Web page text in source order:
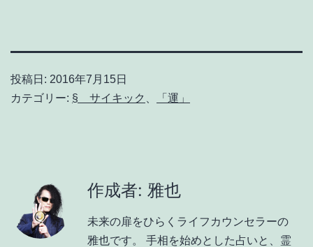
投稿日: 2016年7月15日
カテゴリー: § サイキック 「運」
作成者: 雅也
未来の扉をひらくライフカウンセラーの
雅也です。 手相を始めとした占いと、霊